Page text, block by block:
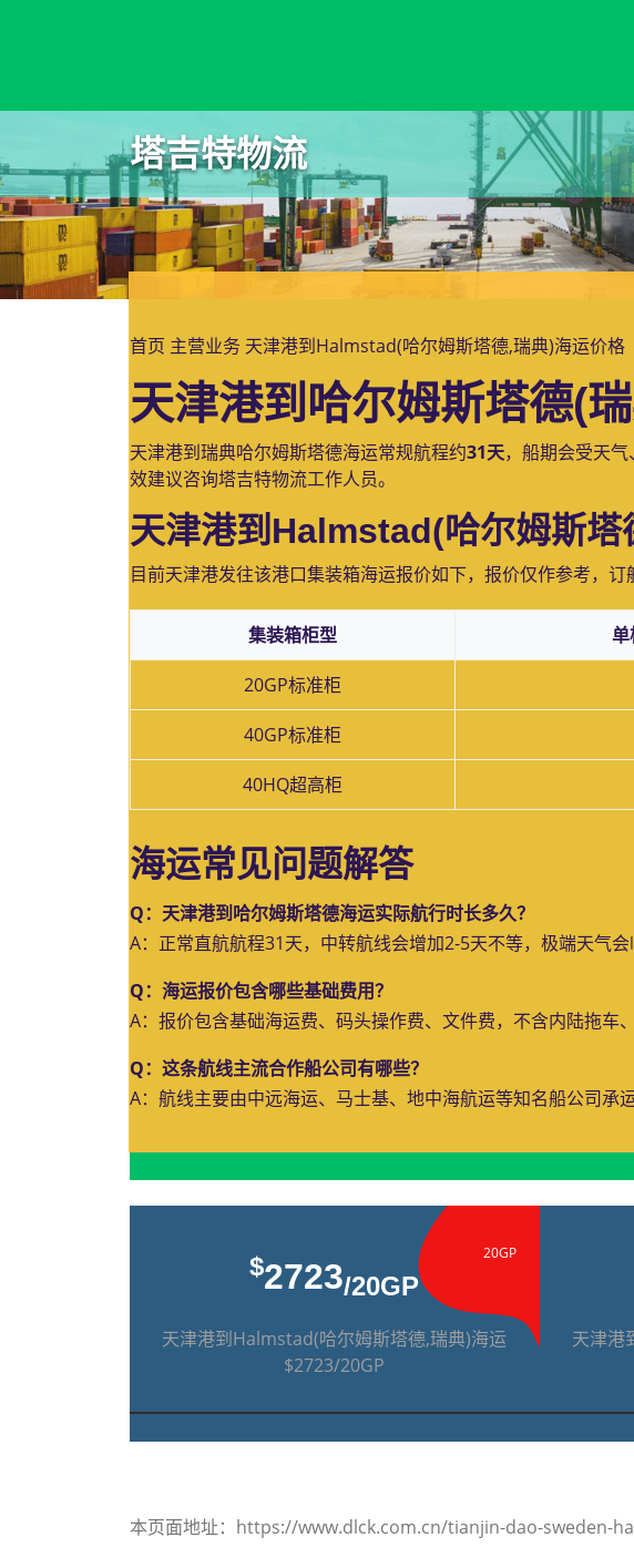
塔吉特物流
首页 主营业务 天津港到Halmstad(哈尔姆斯塔德,瑞典)海运价格
天津港到哈尔姆斯塔德(
天津港到瑞典哈尔姆斯塔德海运常规航程约31天，船期会受天
效建议咨询塔吉特物流工作人员。
天津港到Halmstad(哈尔姆斯塔
目前天津港发往该港口集装箱海运报价如下，报价仅作参考，订
集装箱柜型 单
20GP标准柜
40GP标准柜
40HQ超高柜
海运常见问题解答
Q：天津港到哈尔姆斯塔德海运实际航行时长多久？
A：正常直航航程31天，中转航线会增加2-5天不等，极端天气会
Q：海运报价包含哪些基础费用？
A：报价包含基础海运费、码头操作费、文件费，不含内陆拖车
Q：这条航线主流合作船公司有哪些？
A：航线主要由中远海运、马士基、地中海航运等知名船公司承
20GP
$2723/20GP
天津港到Halmstad(哈尔姆斯塔德,瑞典)海运
$2723/20GP
天津港
本页面地址：https://www.dlck.com.cn/tianjin-dao-sweden-